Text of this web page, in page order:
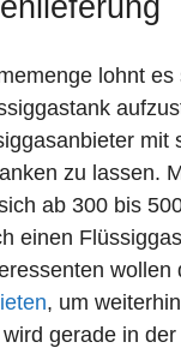
lohnt es
mit
zu lassen.
ab 300 bis
einen
wollen
, um
gerade in